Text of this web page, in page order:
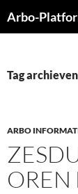
naar
Arbo-
Tag
ARBO
OREN